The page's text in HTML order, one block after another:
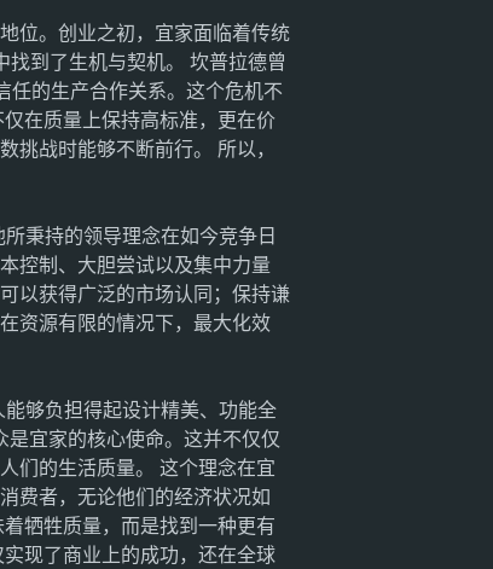
位。创业之初，宜家面临着传统
到了生机与契机。 坎普拉德曾
任的生产合作关系。这个危机不
在质量上保持高标准，更在价
挑战时能够不断前行。 所以，
秉持的领导理念在如今竞争日
控制、大胆尝试以及集中力量
以获得广泛的市场认同；保持谦
资源有限的情况下，最大化效
够负担得起设计精美、功能全
宜家的核心使命。这并不仅仅
们的生活质量。 这个理念在宜
费者，无论他们的经济状况如
牺牲质量，而是找到一种更有
现了商业上的成功，还在全球